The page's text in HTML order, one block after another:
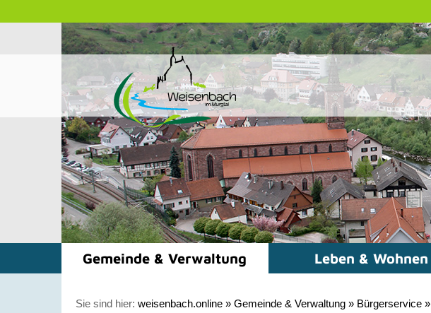
Gemeinde & Verwaltung Leben & Wohnen
Sie sind hier: weisenbach.online » Gemeinde & Verwaltung » Bürgerservice »